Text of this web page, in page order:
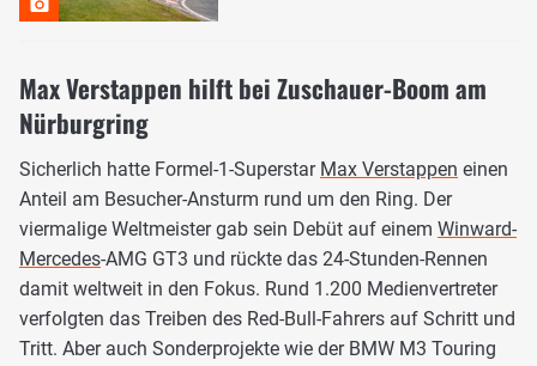
Max Verstappen hilft bei Zuschauer-Boom am
Nürburgring
Sicherlich hatte Formel-1-Superstar Max Verstappen einen
Anteil am Besucher-Ansturm rund um den Ring. Der
viermalige Weltmeister gab sein Debüt auf einem Winward-
Mercedes-AMG GT3 und rückte das 24-Stunden-Rennen
damit weltweit in den Fokus. Rund 1.200 Medienvertreter
verfolgten das Treiben des Red-Bull-Fahrers auf Schritt und
Tritt. Aber auch Sonderprojekte wie der BMW M3 Touring